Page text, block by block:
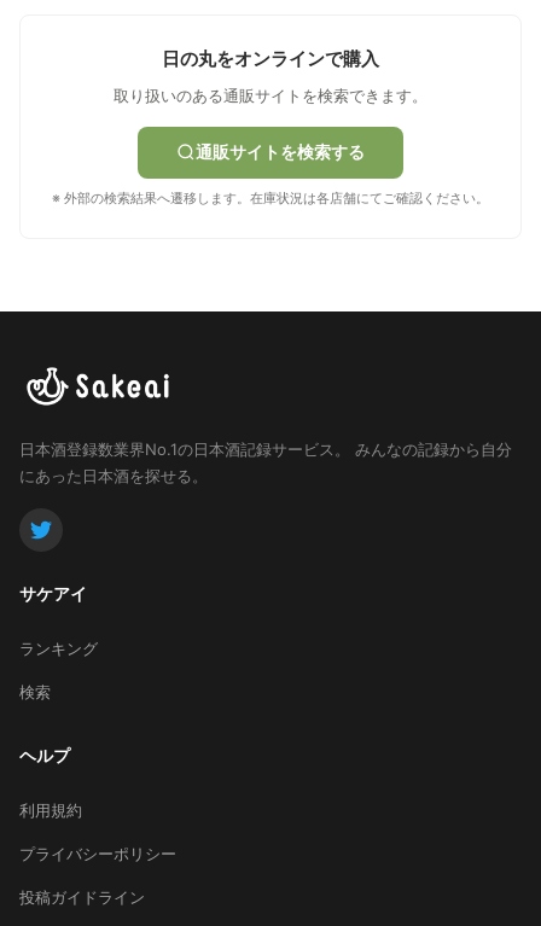
日の丸をオンラインで購入
取り扱いのある通販サイトを検索できます。
通販サイトを検索する
※ 外部の検索結果へ遷移します。在庫状況は各店舗にてご確認ください。
日本酒登録数業界No.1の日本酒記録サービス。
みんなの記録から自分
にあった日本酒を探せる。
サケアイ
ランキング
検索
ヘルプ
利用規約
プライバシーポリシー
投稿ガイドライン